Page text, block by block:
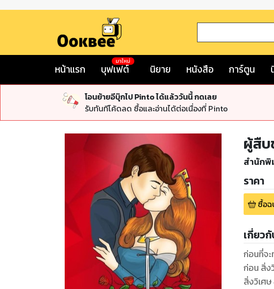
หน้าแรก บุฟเฟต์
มาใหม่
นิยาย หนังสือ การ์ตูน
โอนย้ายอีบุ๊กไป Pinto ได้แล้ววันนี้ กดเลย
รับทันทีโค้ดลด ซื้อและอ่านได้ต่อเนื่องที่ Pinto
ผู้สืบ
สำนัก
ราคา
ซื้อ
เกี่ยว
ก่อนที่จ
ก่อน สิ่งวิเศษ 4
สิ่งวิเศ